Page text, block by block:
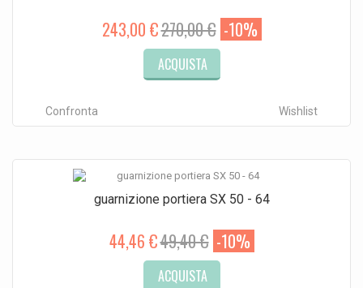
243,00 €270,00 € -10%
ACQUISTA
Wishlist
Confronta
guarnizione portiera SX 50 - 64
44,46 €49,40 € -10%
ACQUISTA